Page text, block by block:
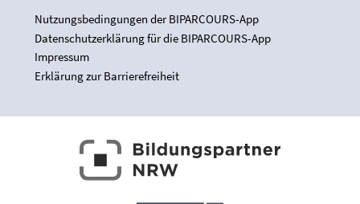
Nutzungsbedingungen der BIPARCOURS-App
Datenschutzerklärung für die BIPARCOURS-App
Impressum
Erklärung zur Barrierefreiheit